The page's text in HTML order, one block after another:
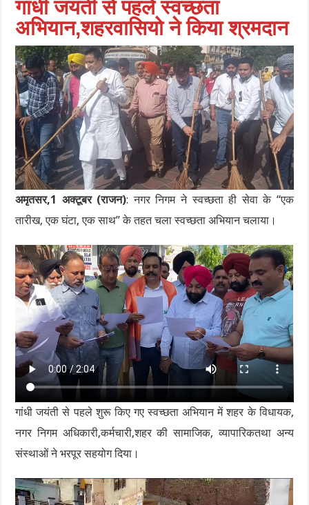
गांधी जयंती से पहले स्वच्छता
अभियान,शहरवासियो ने किया श्रमदान
अमृतसर,1 अक्टूबर (राजन): नगर निगम ने स्वच्छता ही सेवा के “एक
तारीख, एक घंटा, एक साथ” के तहत चला स्वच्छता अभियान चलाया।
गांधी जयंती से पहले शुरू किए गए स्वच्छता अभियान में शहर के विधायक,
नगर निगम अधिकारी,कर्मचारी,शहर की सामाजिक, व्यापारिकतथा अन्य
संस्थाओं ने भरपूर सहयोग दिया।